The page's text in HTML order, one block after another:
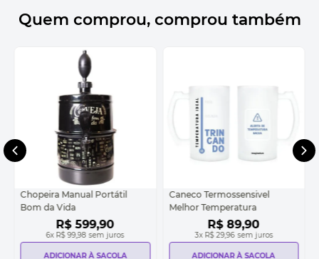
Quem comprou, comprou também
Chopeira Manual Portátil
Bom da Vida
R$ 599,90
6x R$ 99,98 sem juros
ADICIONAR À SACOLA
Caneco Termossensivel
Melhor Temperatura
R$ 89,90
3x R$ 29,96 sem juros
ADICIONAR À SACOLA